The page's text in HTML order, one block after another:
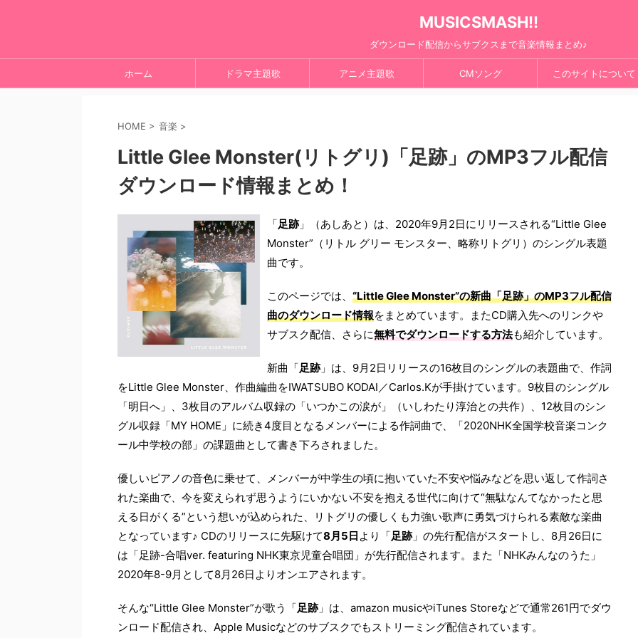
MUSICSMASH!!
ダウンロード配信からサブクスまで音楽情報まとめ♪
ホーム ドラマ主題歌 アニメ主題歌 CMソング このサイトについて
HOME > 音楽 >
Little Glee Monster(リトグリ)「足跡」のMP3フル配信
ダウンロード情報まとめ！
「足跡 」（あしあと）は、2020年9月2日にリリースされる“Little Glee
Monster”（リトル グリー モンスター、略称リトグリ）のシングル表題
曲です。
このページでは、 “Little Glee Monster”の新曲「足跡」のMP3フル配信
曲のダウンロード情報をまとめています。またCD購入先へのリンクや
サブスク配信、さらに無料でダウンロードする方法も紹介しています。
新曲「足跡 」は、9月2日リリースの16枚目のシングルの表題曲で、作詞
をLittle Glee Monster、作曲編曲をIWATSUBO KODAI／Carlos.Kが手掛けています。9枚目のシングル
「明日へ」、3枚目のアルバム収録の「いつかこの涙が」（いしわたり淳治との共作）、12枚目のシン
グル収録「MY HOME」に続き4度目となるメンバーによる作詞曲で、「2020NHK全国学校音楽コンク
ール中学校の部」の課題曲として書き下ろされました。
優しいピアノの音色に乗せて、メンバーが中学生の頃に抱いていた不安や悩みなどを思い返して作詞さ
れた楽曲で、今を変えられず思うようにいかない不安を抱える世代に向けて“無駄なんてなかったと思
える日がくる”という想いが込められた、リトグリの優しくも力強い歌声に勇気づけられる素敵な楽曲
となっています♪ CDのリリースに先駆けて8月5日 より「足跡 」の先行配信がスタートし、8月26日に
は「足跡-合唱ver. featuring NHK東京児童合唱団」が先行配信されます。また「NHKみんなのうた」
2020年8-9月として8月26日よりオンエアされます。
そんな“Little Glee Monster”が歌う「足跡 」は、amazon musicやiTunes Storeなどで通常261円でダウ
ンロード配信され、Apple Musicなどのサブスクでもストリーミング配信されています。